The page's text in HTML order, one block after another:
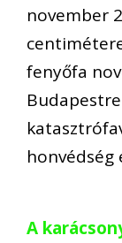
november
fenyőfa
honvédség
A